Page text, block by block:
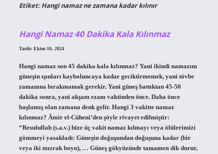
Etiket:Hangi namaz ne zamana kadar kılınır
Hangi Namaz 40 Dakika Kala Kılınmaz
Tarih: Ekim 10, 2024
Hangi namaz son 45 dakika kala kılınmaz? Yani ikindi namazını
güneşin ışınları kayboluncaya kadar geciktirmemek, yani tövbe
zamanına bırakmamak gerekir. Yani güneş battıktan 45-50
dakika sonra, yani akşam ezanı vaktinden önce. Daha önce
başlamış olan zamana denk gelir. Hangi 3 vakitte namaz
kılınmaz? Âmir el-Cüheni’den şöyle rivayet edilmiştir:
“Resulullah (s.a.v.) bize üç vakit namaz kılmayı veya ölülerimizi
gömmeyi yasakladı: Güneşin doğuşundan doğuşuna kadar (bir
veya iki mızrak boyu), … Güneş gökyüzünde tamamen dik durur,